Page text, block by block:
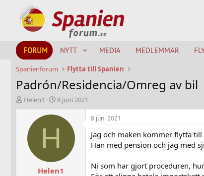
FORUM NYTT MEDIA MEDLEMMAR
Spanienforum Flytta till Spanien
Padrón/Residencia/Omreg av bil
T
h
Helen1
S
t
a
t
u
8 juni 2021
H
Helen1
8 juni 2021
Jag och maken kommer flytta
Han med pension och jag med
Ni som har gjort proceduren,